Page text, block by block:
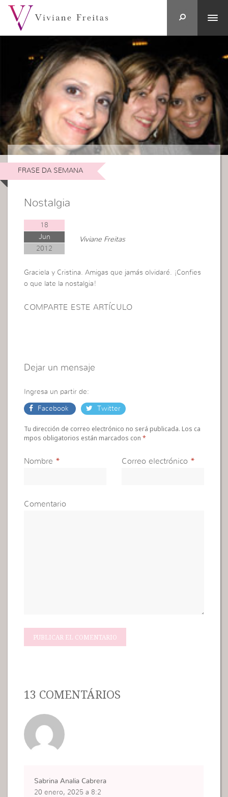
FRASE DA SEMANA
Nostalgia
18
Jun
2012
Viviane Freitas
Graciela y Cristina. Amigas que jamás olvidaré. ¡Confies
o que late la nostalgia!
COMPARTE ESTE ARTÍCULO
Dejar un mensaje
Ingresa un partir de:
Facebook Twitter
Tu dirección de correo electrónico no será publicada. Los ca
mpos obligatorios están marcados con*
Nombre * Correo electrónico *
Comentario
13 COMENTÁRIOS
Sabrina Analia Cabrera
20 enero, 2025 a 8:2